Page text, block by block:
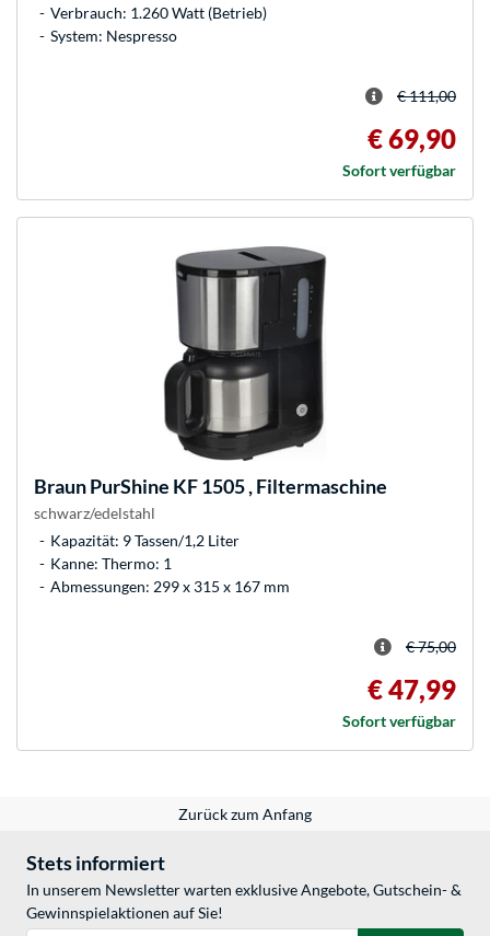
Verbrauch: 1.260 Watt (Betrieb)
System: Nespresso
€ 111,00
€ 69,90
Sofort verfügbar
BraunPurShine KF 1505 , Filtermaschine
schwarz/edelstahl
Kapazität: 9 Tassen/1,2 Liter
Kanne: Thermo: 1
Abmessungen: 299 x 315 x 167 mm
€ 75,00
€ 47,99
Sofort verfügbar
Zurück zum Anfang
Stets informiert
In unserem Newsletter warten exklusive Angebote, Gutschein- &
Gewinnspielaktionen auf Sie!